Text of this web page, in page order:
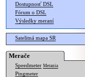
Dostupnosť DSL
Fórum o DSL
Výsledky meraní
Satelitná mapa SR
Merače
Speedmeter Merania
Pingmeter